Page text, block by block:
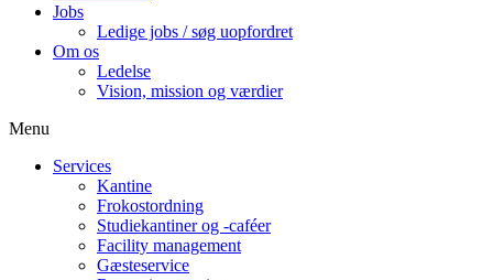
Jobs
Ledige jobs / søg uopfordret
Om os
Ledelse
Vision, mission og værdier
Menu
Services
Kantine
Frokostordning
Studiekantiner og -caféer
Facility management
Gæsteservice